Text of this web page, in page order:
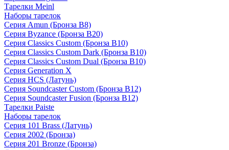
Тарелки Meinl
Наборы тарелок
Серия Amun (Бронза B8)
Серия Byzance (Бронза B20)
Серия Classics Custom (Бронза B10)
Серия Classics Custom Dark (Бронза B10)
Серия Classics Custom Dual (Бронза B10)
Серия Generation X
Серия HCS (Латунь)
Серия Soundcaster Custom (Бронза B12)
Серия Soundcaster Fusion (Бронза B12)
Тарелки Paiste
Наборы тарелок
Серия 101 Brass (Латунь)
Серия 2002 (Бронза)
Серия 201 Bronze (Бронза)